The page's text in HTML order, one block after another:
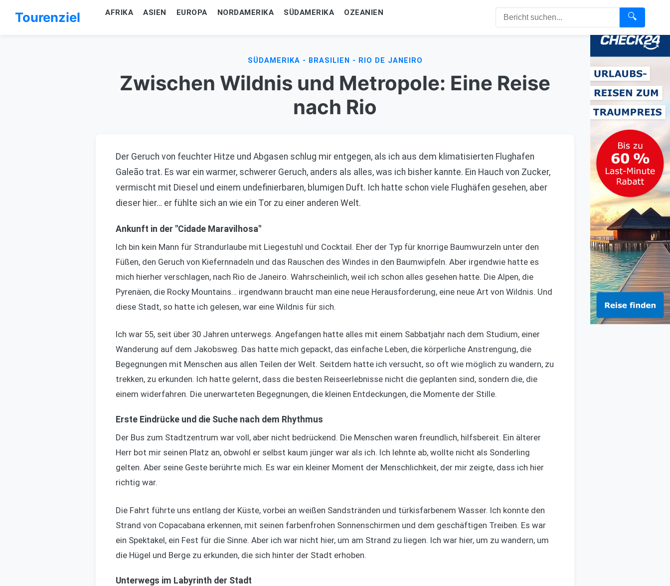
Tourenziel 🔍
AFRIKA ASIEN EUROPA NORDAMERIKA SÜDAMERIKA OZEANIEN
SÜDAMERIKA - BRASILIEN - RIO DE JANEIRO
Zwischen Wildnis und Metropole: Eine Reise
nach Rio
Der Geruch von feuchter Hitze und Abgasen schlug mir entgegen, als ich aus dem klimatisierten Flughafen
Galeão trat. Es war ein warmer, schwerer Geruch, anders als alles, was ich bisher kannte. Ein Hauch von Zucker,
vermischt mit Diesel und einem undefinierbaren, blumigen Duft. Ich hatte schon viele Flughäfen gesehen, aber
dieser hier… er fühlte sich an wie ein Tor zu einer anderen Welt.
Ankunft in der "Cidade Maravilhosa"
Ich bin kein Mann für Strandurlaube mit Liegestuhl und Cocktail. Eher der Typ für knorrige Baumwurzeln unter den
Füßen, den Geruch von Kiefernnadeln und das Rauschen des Windes in den Baumwipfeln. Aber irgendwie hatte es
mich hierher verschlagen, nach Rio de Janeiro. Wahrscheinlich, weil ich schon alles gesehen hatte. Die Alpen, die
Pyrenäen, die Rocky Mountains… irgendwann braucht man eine neue Herausforderung, eine neue Art von Wildnis. Und
diese Stadt, so hatte ich gelesen, war eine Wildnis für sich.
Ich war 55, seit über 30 Jahren unterwegs. Angefangen hatte alles mit einem Sabbatjahr nach dem Studium, einer
Wanderung auf dem Jakobsweg. Das hatte mich gepackt, das einfache Leben, die körperliche Anstrengung, die
Begegnungen mit Menschen aus allen Teilen der Welt. Seitdem hatte ich versucht, so oft wie möglich zu wandern, zu
trekken, zu erkunden. Ich hatte gelernt, dass die besten Reiseerlebnisse nicht die geplanten sind, sondern die, die
einem widerfahren. Die unerwarteten Begegnungen, die kleinen Entdeckungen, die Momente der Stille.
Erste Eindrücke und die Suche nach dem Rhythmus
Der Bus zum Stadtzentrum war voll, aber nicht bedrückend. Die Menschen waren freundlich, hilfsbereit. Ein älterer
Herr bot mir seinen Platz an, obwohl er selbst kaum jünger war als ich. Ich lehnte ab, wollte nicht als Sonderling
gelten. Aber seine Geste berührte mich. Es war ein kleiner Moment der Menschlichkeit, der mir zeigte, dass ich hier
richtig war.
Die Fahrt führte uns entlang der Küste, vorbei an weißen Sandstränden und türkisfarbenem Wasser. Ich konnte den
Strand von Copacabana erkennen, mit seinen farbenfrohen Sonnenschirmen und dem geschäftigen Treiben. Es war
ein Spektakel, ein Fest für die Sinne. Aber ich war nicht hier, um am Strand zu liegen. Ich war hier, um zu wandern, um
die Hügel und Berge zu erkunden, die sich hinter der Stadt erhoben.
Unterwegs im Labyrinth der Stadt